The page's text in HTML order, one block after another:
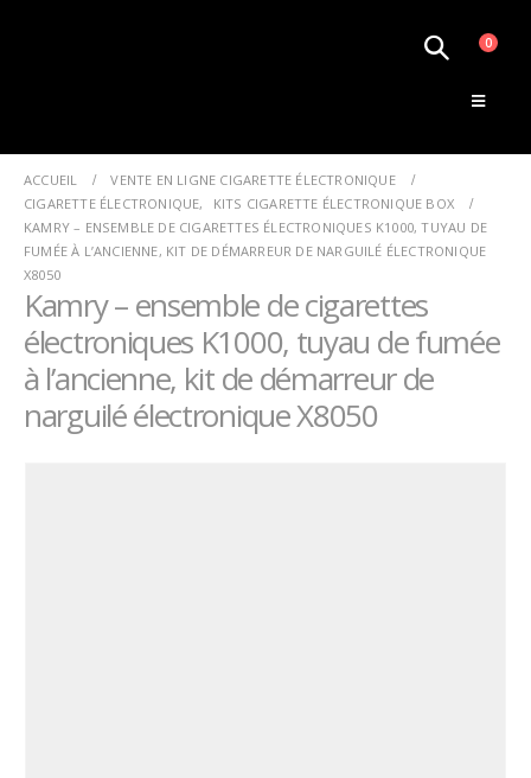
0
ACCUEIL
VENTE EN LIGNE CIGARETTE ÉLECTRONIQUE
CIGARETTE ÉLECTRONIQUE,
KITS CIGARETTE ÉLECTRONIQUE BOX
KAMRY – ENSEMBLE DE CIGARETTES ÉLECTRONIQUES K1000, TUYAU DE
FUMÉE À L’ANCIENNE, KIT DE DÉMARREUR DE NARGUILÉ ÉLECTRONIQUE
X8050
Kamry – ensemble de cigarettes
électroniques K1000, tuyau de fumée
à l’ancienne, kit de démarreur de
narguilé électronique X8050